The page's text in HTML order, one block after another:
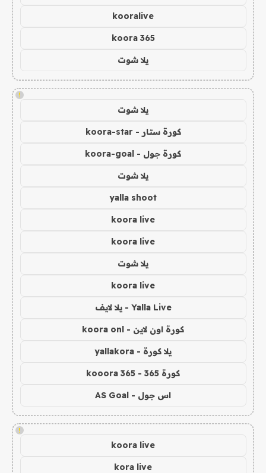
kooralive
koora 365
يلا شوت
!
يلا شوت
كورة ستار - koora-star
كورة جول - koora-goal
يلا شوت
yalla shoot
koora live
koora live
يلا شوت
koora live
Yalla Live - يلا لايف
كورة اون لاين - koora onl
يلا كورة - yallakora
كورة 365 - kooora 365
اس جول - AS Goal
!
koora live
kora live